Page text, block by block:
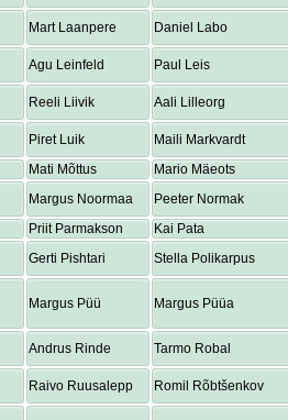
Mart Laanpere Daniel Labo
Agu Leinfeld Paul Leis
Reeli Liivik Aali Lilleorg
Piret Luik
Maili Markvardt
Mati Mõttus
Mario Mäeots
Margus Noormaa
Peeter Normak
Priit Parmakson
Kai Pata
Gerti Pishtari Stella Polikarpus
Margus Püü Margus Püüa
Andrus Rinde Tarmo Robal
Raivo Ruusalepp Romil Rõbtšenkov